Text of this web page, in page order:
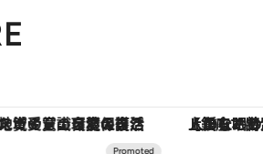
プデートから、特別な名入れギフトまで。大人のための「ReFa GINZA」クルーズ